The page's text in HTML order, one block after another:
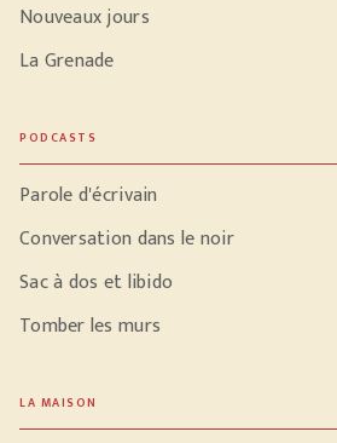
Nouveaux jours
La Grenade
PODCASTS
Parole d'écrivain
Conversation dans le noir
Sac à dos et libido
Tomber les murs
LA MAISON